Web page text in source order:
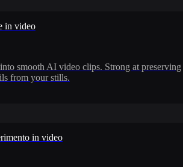
in video
smooth AI video clips. Strong at preserving
from your stills.
in video